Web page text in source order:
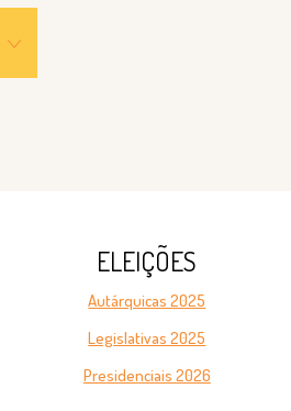
ELEIÇÕES
Autárquicas 2025
Legislativas 2025
Presidenciais 2026